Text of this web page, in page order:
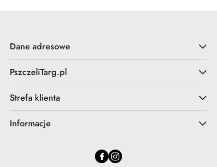
Dane adresowe
PszczeliTarg.pl
Strefa klienta
Informacje